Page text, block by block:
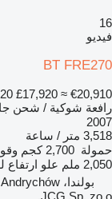
16
فيديو
BT FRE270
£17,920 ≈ €20,910
رافعة شوكية / شحن
2007
3,518 متر / ساعة
حمولة 2,700 كجم
2,050 ملم
علو ارتفاع
بولندا، Andrychów
JCG Sp. zo.o.